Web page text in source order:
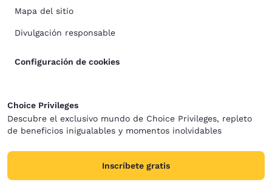
Mapa del sitio
Divulgación responsable
Configuración de cookies
Choice Privileges
Descubre el exclusivo mundo de Choice Privileges, repleto
de beneficios inigualables y momentos inolvidables
Inscríbete gratis